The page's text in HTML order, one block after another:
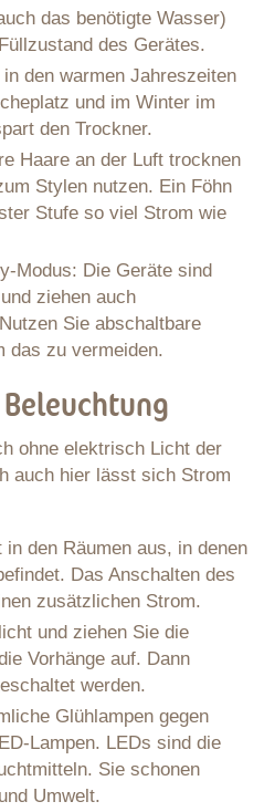
das benötigte Wasser)
des Gerätes.
den warmen Jahreszeiten
und im Winter im
den Trockner.
Haare an der Luft trocknen
Stylen nutzen. Ein Föhn
Stufe so viel Strom wie
Modus: Die Geräte sind
ziehen auch
Sie abschaltbare
das zu vermeiden.
ohne elektrisch Licht der
auch hier lässt sich Strom
den Räumen aus, in denen
Das Anschalten des
zusätzlichen Strom.
und ziehen Sie die
Vorhänge auf. Dann
werden.
Glühlampen gegen
Lampen. LEDs sind die
Sie schonen
Umwelt.